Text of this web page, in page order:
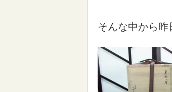
そんな中から昨